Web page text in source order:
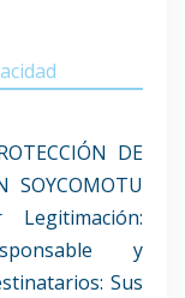
DE
SOYCOMOTU
y
Sus